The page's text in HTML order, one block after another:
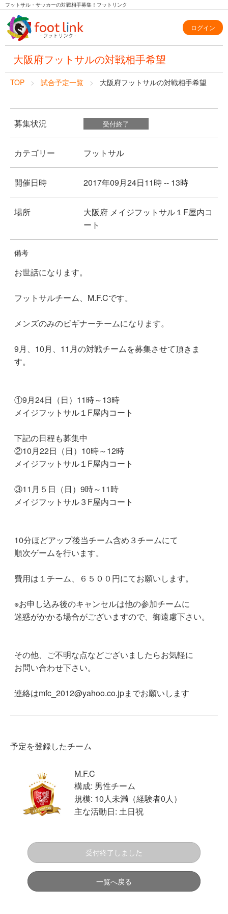
フットサル・サッカーの対戦相手募集！フットリンク
ログイン
大阪府フットサルの対戦相手希望
TOP 試合予定一覧 大阪府フットサルの対戦相手希望
募集状況 受付終了
カテゴリー フットサル
開催日時 2017年09月24日11時 -- 13時
場所
大阪府 メイジフットサル１F屋内コ
ート
備考
お世話になります。
フットサルチーム、M.F.Cです。
メンズのみのビギナーチームになります。
9月、10月、11月の対戦チームを募集させて頂きま
す。
①9月24日（日）11時～13時
メイジフットサル１F屋内コート
下記の日程も募集中
②10月22日（日）10時～12時
メイジフットサル１F屋内コート
③11月５日（日）9時～11時
メイジフットサル３F屋内コート
10分ほどアップ後当チーム含め３チームにて
順次ゲームを行います。
費用は１チーム、６５００円にてお願いします。
※お申し込み後のキャンセルは他の参加チームに
迷惑がかかる場合がございますので、御遠慮下さい。
その他、ご不明な点などございましたらお気軽に
お問い合わせ下さい。
連絡はmfc_2012@yahoo.co.jpまでお願いします
予定を登録したチーム
M.F.C
構成: 男性チーム
規模: 10人未満（経験者0人）
主な活動日: 土日祝
受付終了しました
一覧へ戻る